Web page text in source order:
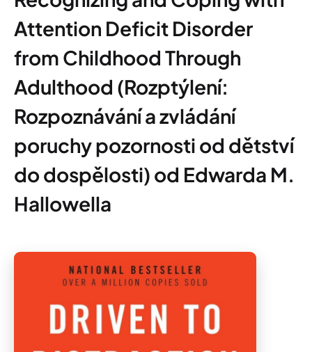
Attention Deficit Disorder
from Childhood Through
Adulthood (Rozptýlení:
Rozpoznávání a zvládání
poruchy pozornosti od dětství
do dospělosti) od Edwarda M.
Hallowella